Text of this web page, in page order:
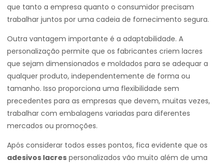
que tanto a empresa quanto o consumidor precisam
trabalhar juntos por uma cadeia de fornecimento segura.
Outra vantagem importante é a adaptabilidade. A
personalização permite que os fabricantes criem lacres
que sejam dimensionados e moldados para se adequar a
qualquer produto, independentemente de forma ou
tamanho. Isso proporciona uma flexibilidade sem
precedentes para as empresas que devem, muitas vezes,
trabalhar com embalagens variadas para diferentes
mercados ou promoções.
Após considerar todos esses pontos, fica evidente que os
adesivos lacres personalizados vão muito além de uma